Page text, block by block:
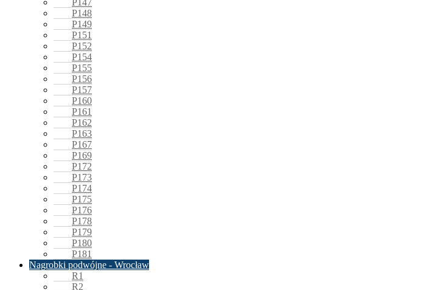
P147
P148
P149
P151
P152
P154
P155
P156
P157
P160
P161
P162
P163
P167
P169
P172
P173
P174
P175
P176
P178
P179
P180
P181
Nagrobki podwójne - Wrocław
R1
R2